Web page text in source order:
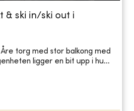
& ski in/ski out i
torg med stor balkong med
ligger en bit upp i hu...